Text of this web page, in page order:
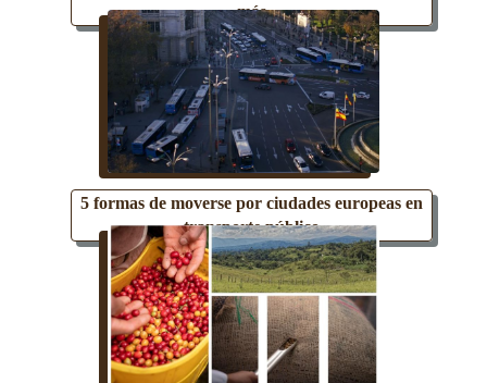
más
5 formas de moverse por ciudades europeas en
transporte público